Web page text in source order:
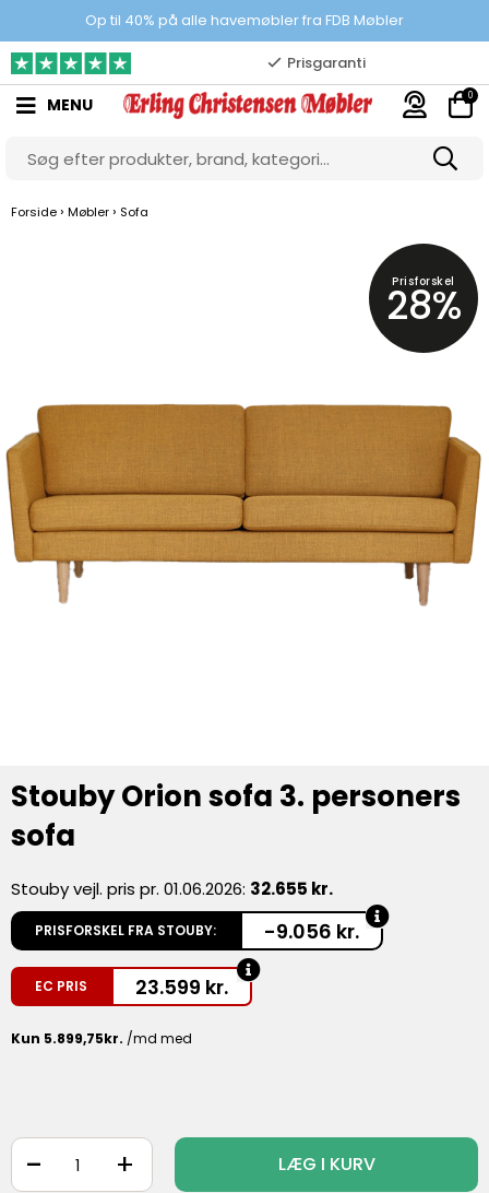
Op til 40% på alle havemøbler fra FDB Møbler
100% danskejet webshop
Prisgaranti
10.000 m2 showroom
Gratis & gode parkeringsforhold
MENU 0
Forside › Møbler › Sofa
Prisforskel
28%
Stouby Orion sofa 3. personers
sofa
Stouby vejl. pris pr. 01.06.2026: 32.655 kr.
PRISFORSKEL FRA STOUBY: -9.056 kr.
EC PRIS 23.599 kr.
+
- LÆG I KURV